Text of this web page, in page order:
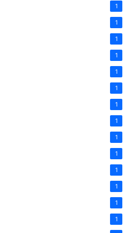
1
1
1
1
1
1
1
1
1
1
1
1
1
1